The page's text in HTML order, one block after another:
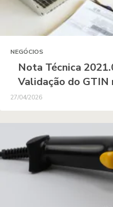
NEGÓCIOS
Nota Técnica
Validação do GTIN
27/04/2026